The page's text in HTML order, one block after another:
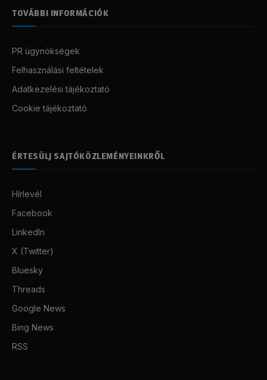
TOVÁBBI INFORMÁCIÓK
PR ügynökségek
Felhasználási feltételek
Adatkezelési tájékoztató
Cookie tájékoztató
ÉRTESÜLJ SAJTÓKÖZLEMÉNYEINKRŐL
Hírlevél
Facebook
LinkedIn
X (Twitter)
Bluesky
Threads
Google News
Bing News
RSS